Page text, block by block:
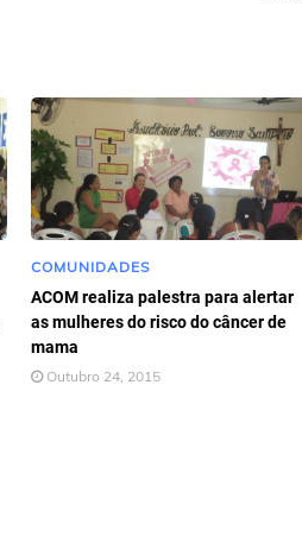
COMUNIDADES
ACOM realiza palestra para alertar
as mulheres do risco do câncer de
mama
Outubro 24, 2015